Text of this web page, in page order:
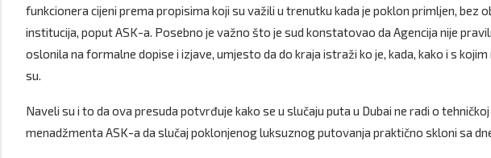
funkcionera cijeni prema propisima koji su važili u trenutku kada je poklon primljen, bez
institucija, poput ASK-a. Posebno je važno što je sud konstatovao da Agencija nije
oslonila na formalne dopise i izjave, umjesto da do kraja istraži ko je, kada, kako i s
su.
Naveli su i to da ova presuda potvrđuje kako se u slučaju puta u Dubai ne radi o
menadžmenta ASK-a da slučaj poklonjenog luksuznog putovanja praktično skloni sa